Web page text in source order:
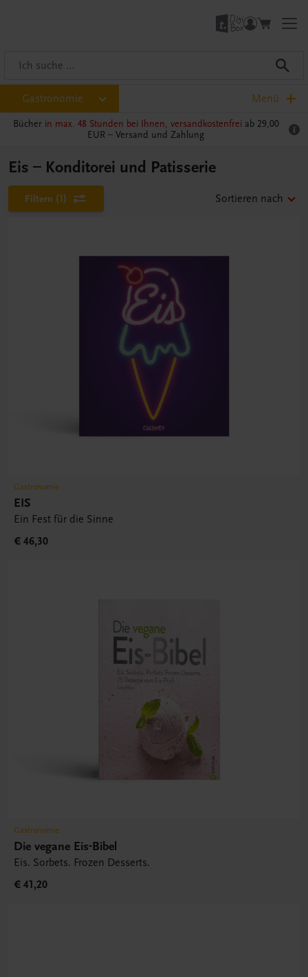
Gastronomie Menü
Bücher in max. 48 Stunden bei Ihnen, versandkostenfrei ab 29,00
EUR – Versand und Zahlung
Eis – Konditorei und Patisserie
Filtern (1) Sortieren nach
Gastronomie
EIS
Ein Fest für die Sinne
€ 46,30
Gastronomie
Die vegane Eis-Bibel
Eis. Sorbets. Frozen Desserts.
€ 41,20